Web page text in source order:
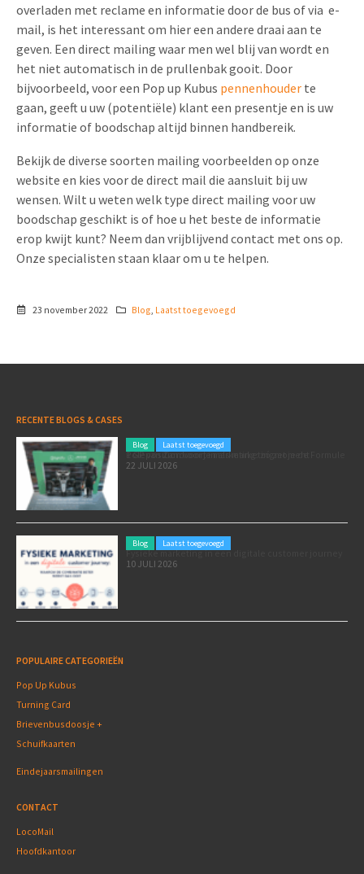
overladen met reclame en informatie door de bus of via e-
mail, is het interessant om hier een andere draai aan te
geven. Een direct mailing waar men wel blij van wordt en
het niet automatisch in de prullenbak gooit. Door
bijvoorbeeld, voor een Pop up Kubus pennenhouder te
gaan, geeft u uw (potentiële) klant een presentje en is uw
informatie of boodschap altijd binnen handbereik.
Bekijk de diverse soorten mailing voorbeelden op onze
website en kies voor de direct mail die aansluit bij uw
wensen. Wilt u weten welk type direct mailing voor uw
boodschap geschikt is of hoe u het beste de informatie
erop kwijt kunt? Neem dan vrijblijvend contact met ons op.
Onze specialisten staan klaar om u te helpen.
23 november 2022 Blog Laatst toegevoegd
RECENTE BLOGS & CASES
Blog Laatst toegevoegd
Poleposition voor je marketing: zó zet je de Formule 1 GP van Zandvoort in als marketingmoment
22 JULI 2026
Blog Laatst toegevoegd
Fysieke marketing in een digitale customer journey
10 JULI 2026
POPULAIRE CATEGORIEËN
Pop Up Kubus
Turning Card
Brievenbusdoosje +
Schuifkaarten
Eindejaarsmailingen
CONTACT
LocoMail
Hoofdkantoor